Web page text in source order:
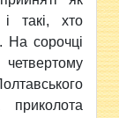
такі, хто
На сорочці
приколота